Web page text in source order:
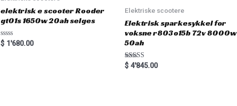
elektrisk e scooter Rooder
gt01s 1650w 20ah selges
R
a
$ 1'680.00
Elektriske scootere
Elektrisk sparkesykkel for
voksne r803o15b 72v 8000w
50ah
Rated
5.00
$ 4'845.00